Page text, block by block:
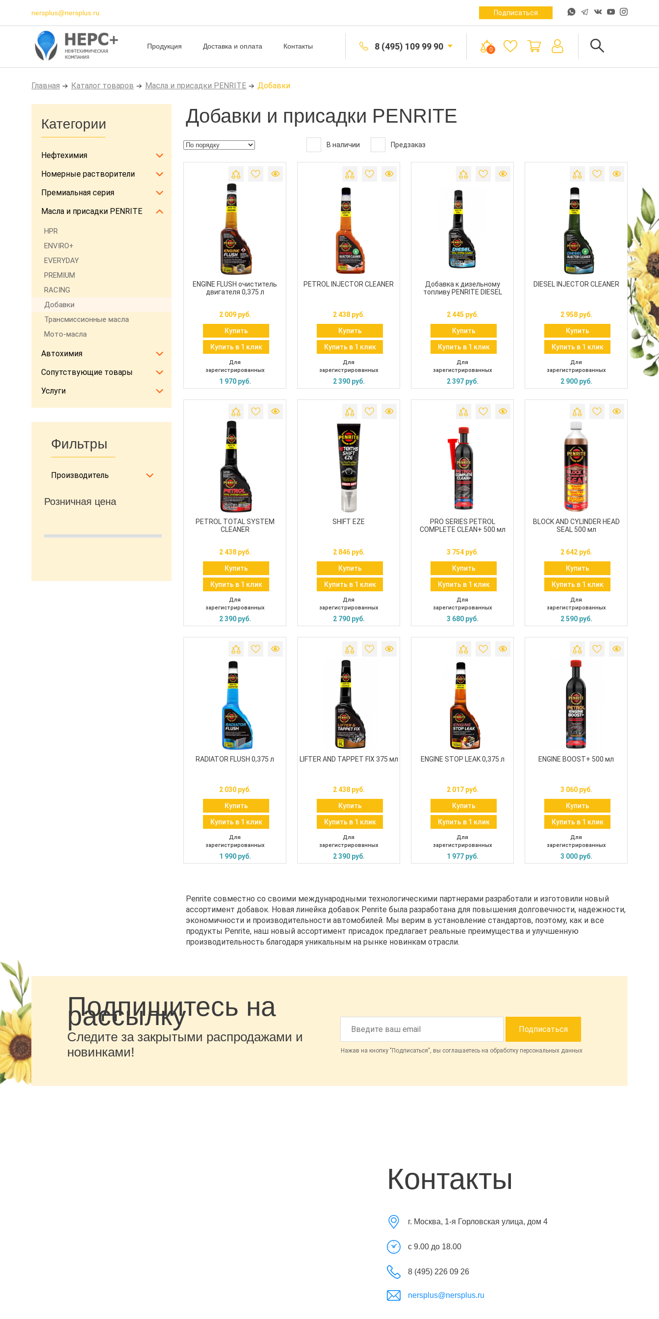
nersplus@nersplus.ru Подписаться
Продукция Доставка и оплата Контакты 8 (495) 109 99 90 0
Главная Каталог товаров Масла и присадки PENRITE Добавки
Категории
Нефтехимия
Номерные растворители
Премиальная серия
Масла и присадки PENRITE
HPR
ENVIRO+
EVERYDAY
PREMIUM
RACING
Добавки
Трансмиссионные масла
Мото-масла
Автохимия
Сопутствующие товары
Услуги
Фильтры
Производитель
Розничная цена
Добавки и присадки PENRITE
В наличии Предзаказ
ENGINE FLUSH очиститель
двигателя 0,375 л
2 009 руб.
Купить
Купить в 1 клик
Для
зарегистрированных
1 970 руб.
PETROL INJECTOR CLEANER
2 438 руб.
Купить
Купить в 1 клик
Для
зарегистрированных
2 390 руб.
Добавка к дизельному
топливу PENRITE DIESEL
2 445 руб.
Купить
Купить в 1 клик
Для
зарегистрированных
2 397 руб.
DIESEL INJECTOR CLEANER
2 958 руб.
Купить
Купить в 1 клик
Для
зарегистрированных
2 900 руб.
PETROL TOTAL SYSTEM
CLEANER
2 438 руб.
Купить
Купить в 1 клик
Для
зарегистрированных
2 390 руб.
SHIFT EZE
2 846 руб.
Купить
Купить в 1 клик
Для
зарегистрированных
2 790 руб.
PRO SERIES PETROL
COMPLETE CLEAN+ 500 мл
3 754 руб.
Купить
Купить в 1 клик
Для
зарегистрированных
3 680 руб.
BLOCK AND CYLINDER HEAD
SEAL 500 мл
2 642 руб.
Купить
Купить в 1 клик
Для
зарегистрированных
2 590 руб.
RADIATOR FLUSH 0,375 л
2 030 руб.
Купить
Купить в 1 клик
Для
зарегистрированных
1 990 руб.
LIFTER AND TAPPET FIX 375 мл
2 438 руб.
Купить
Купить в 1 клик
Для
зарегистрированных
2 390 руб.
ENGINE STOP LEAK 0,375 л
2 017 руб.
Купить
Купить в 1 клик
Для
зарегистрированных
1 977 руб.
ENGINE BOOST+ 500 мл
3 060 руб.
Купить
Купить в 1 клик
Для
зарегистрированных
3 000 руб.
Penrite совместно со своими международными технологическими партнерами разработали и изготовили новый
ассортимент добавок. Новая линейка добавок Penrite была разработана для повышения долговечности, надежности,
экономичности и производительности автомобилей. Мы верим в установление стандартов, поэтому, как и все
продукты Penrite, наш новый ассортимент присадок предлагает реальные преимущества и улучшенную
производительность благодаря уникальным на рынке новинкам отрасли.
Подпишитесь на
рассылку
Следите за закрытыми распродажами и
новинками!
Нажав на кнопку "Подписаться", вы соглашаетесь на обработку персональных данных
Контакты
г. Москва, 1-я Горловская улица, дом 4
с 9.00 до 18.00
8 (495) 226 09 26
nersplus@nersplus.ru